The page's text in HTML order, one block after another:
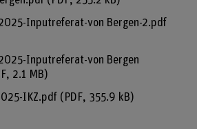
Inputreferat-von Bergen-2.pdf
Inputreferat-von Bergen
2.1 MB)
IKZ.pdf (PDF, 355.9 kB)